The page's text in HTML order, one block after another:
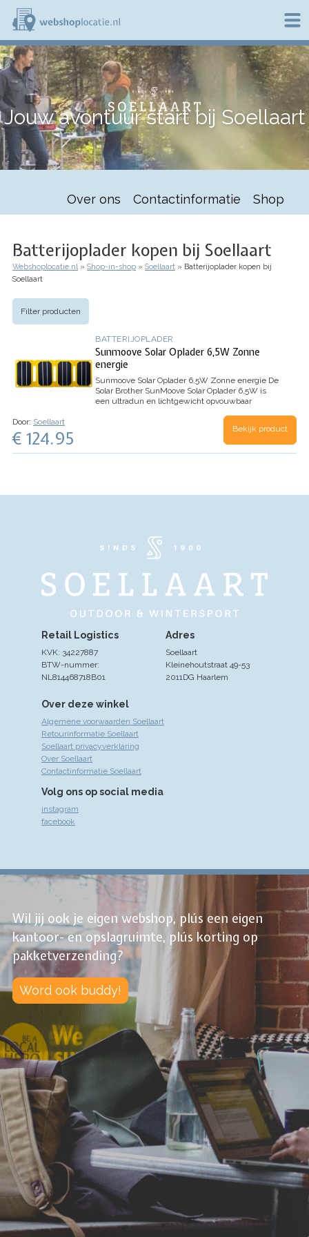
Overslaan
naar
de
inhoud
gaan
W
e
b
o
p
c
Jouw avontuur start bij Soellaart
Over ons Contactinformatie Shop
Batterijoplader kopen bij Soellaart
Kruimelpad
Webshoplocatie.nl Shop-in-shop Soellaart
Batterijoplader kopen bij
Soellaart
Filter producten
BATTERIJOPLADER
Sunmoove Solar Oplader 6,5W Zonne
energie
Sunmoove Solar Oplader 6,5W Zonne energie De
Solar Brother SunMoove Solar Oplader 6,5W is
een ultradun en lichtgewicht opvouwbaar
zonnepaneel zelfs in een broekzak, en is
Door: Soellaart
€ 124.95 Bekijk product
Over deze winkel
Algemene voorwaarden Soellaart
Retourinformatie Soellaart
Soellaart privacyverklaring
Over Soellaart
Contactinformatie Soellaart
Volg ons op social media
instagram
facebook
Adres
Soellaart
Kleinehoutstraat 49-53
2011DG Haarlem
Retail Logistics
KVK: 34227887
BTW-nummer:
NL814468718B01
Wil jij ook je eigen webshop, plús een eigen
kantoor- en opslagruimte, plús korting op
pakketverzending?
Word ook buddy!